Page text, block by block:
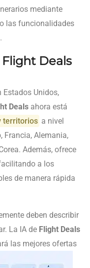
mediante
las funcionalidades
Deals
Estados Unidos,
Deals ahora está
territorios a nivel
Francia, Alemania,
Además, ofrece
a los
de manera rápida
deben describir
La IA de Flight Deals
las mejores ofertas